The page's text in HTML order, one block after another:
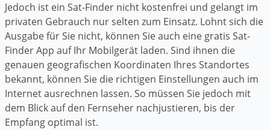
Jedoch ist ein Sat-Finder nicht kostenfrei und gelangt im
privaten Gebrauch nur selten zum Einsatz. Lohnt sich die
Ausgabe für Sie nicht, können Sie auch eine gratis Sat-
Finder App auf Ihr Mobilgerät laden. Sind ihnen die
genauen geografischen Koordinaten Ihres Standortes
bekannt, können Sie die richtigen Einstellungen auch im
Internet ausrechnen lassen. So müssen Sie jedoch mit
dem Blick auf den Fernseher nachjustieren, bis der
Empfang optimal ist.